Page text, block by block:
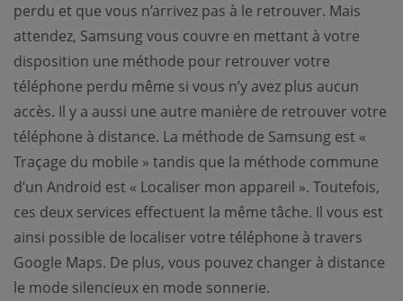
perdu et que vous n’arrivez pas à le retrouver. Mais
attendez, Samsung vous couvre en mettant à votre
disposition une méthode pour retrouver votre
téléphone perdu même si vous n’y avez plus aucun
accès. Il y a aussi une autre manière de retrouver votre
téléphone à distance. La méthode de Samsung est «
Traçage du mobile » tandis que la méthode commune
d’un Android est « Localiser mon appareil ». Toutefois,
ces deux services effectuent la même tâche. Il vous est
ainsi possible de localiser votre téléphone à travers
Google Maps. De plus, vous pouvez changer à distance
le mode silencieux en mode sonnerie.